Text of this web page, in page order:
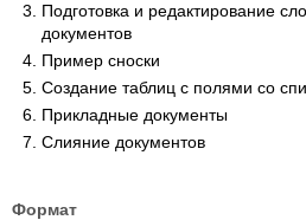
Подготовка и редактирование
документов
Пример сноски
Создание таблиц с полями со
Прикладные документы
Слияние документов
Формат